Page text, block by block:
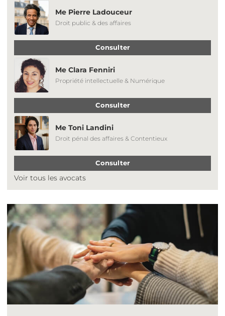
Me Pierre Ladouceur
Droit public & des affaires
Consulter
Me Clara Fenniri
Propriété intellectuelle & Numérique
Consulter
Me Toni Landini
Droit pénal des affaires & Contentieux
Consulter
Voir tous les avocats